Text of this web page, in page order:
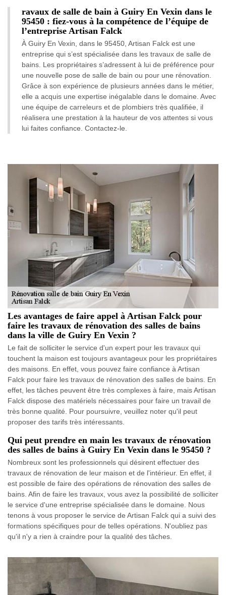
ravaux de salle de bain à Guiry En Vexin dans le
95450 : fiez-vous à la compétence de l’équipe de
l’entreprise Artisan Falck
À Guiry En Vexin, dans le 95450, Artisan Falck est une
entreprise qui s’est spécialisée dans les travaux de salle de
bains. Les propriétaires s’adressent à lui de préférence pour
une nouvelle pose de salle de bain ou pour une rénovation.
Grâce à son expérience de plusieurs années dans le métier,
elle a acquis une expertise inégalable dans le domaine. Avec
une équipe de carreleurs et de plombiers très qualifiée, il
réalisera une prestation à la hauteur de vos attentes si vous
lui faites confiance. Contactez-le.
Les avantages de faire appel à Artisan Falck pour
faire les travaux de rénovation des salles de bains
dans la ville de Guiry En Vexin ?
Le fait de solliciter le service d'un expert pour les travaux qui
touchent la maison est toujours avantageux pour les propriétaires
des maisons. En effet, vous pouvez faire confiance à Artisan
Falck pour faire les travaux de rénovation des salles de bains. En
effet, les tâches peuvent être très complexes à faire, mais Artisan
Falck dispose des matériels nécessaires pour faire un travail de
très bonne qualité. Pour poursuivre, veuillez noter qu'il peut
proposer des tarifs très intéressants.
Qui peut prendre en main les travaux de rénovation
des salles de bains à Guiry En Vexin dans le 95450 ?
Nombreux sont les professionnels qui désirent effectuer des
travaux de rénovation de leur maison et de l'intérieur. En effet, il
est possible de faire des opérations de rénovation des salles de
bains. Afin de faire les travaux, vous avez la possibilité de solliciter
le service d'une entreprise spécialisée dans le domaine. Nous
tenons à vous proposer le service de Artisan Falck qui a suivi des
formations spécifiques pour de telles opérations. N'oubliez pas
qu'il n'y a rien à craindre pour la qualité des tâches.